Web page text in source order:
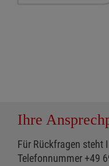
Ihre
Für Rückfragen steht
Telefonnummer +49